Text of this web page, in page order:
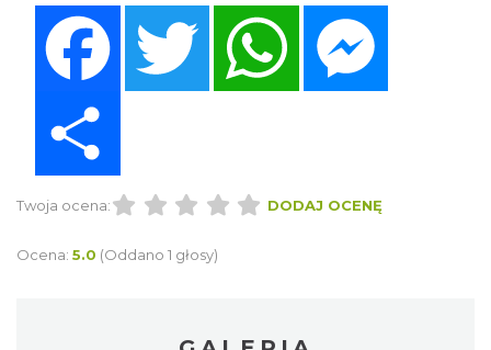
Twitter WhatsApp
Twoja ocena: DODAJ OCENĘ
Ocena: 5.0 (Oddano 1 głosy)